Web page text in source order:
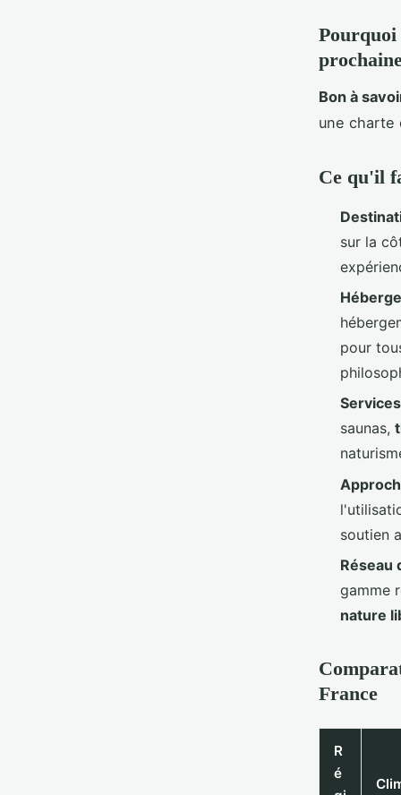
Pourquoi
Bon à
une charte
Ce qu'il
sur la
pour
saunas,
soutien
Réseau
gamme
nature
France
R
é